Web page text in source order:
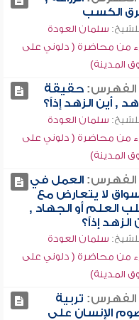
الكسب
سلمان العودة
من محاضرة ( دلوني على
المدينة)
الفهرس:حقيقة
, أين الزهد إذاً؟
سلمان العودة
من محاضرة ( دلوني على
المدينة)
الفهرس:العمل في
لا يتعارض مع
العلم أو الجهاد ,
الزهد إذاً؟
سلمان العودة
من محاضرة ( دلوني على
المدينة)
الفهرس: تربية
الإنسان على